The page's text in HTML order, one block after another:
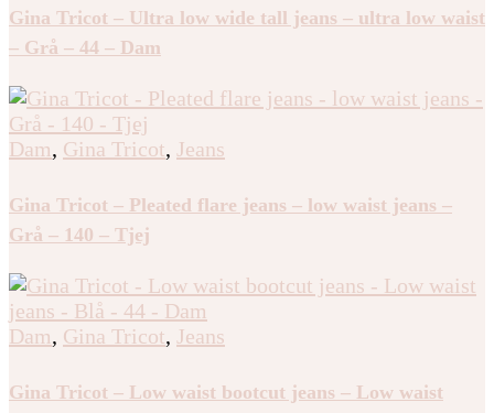
Gina Tricot – Ultra low wide tall jeans – ultra low waist
– Grå – 44 – Dam
Dam, Gina Tricot, Jeans
Gina Tricot – Pleated flare jeans – low waist jeans –
Grå – 140 – Tjej
Dam, Gina Tricot, Jeans
Gina Tricot – Low waist bootcut jeans – Low waist